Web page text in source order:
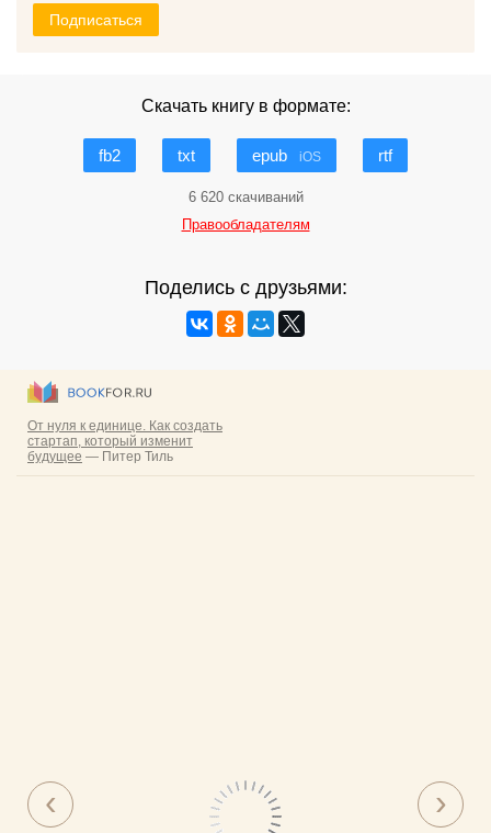
Подписаться
Скачать книгу в формате:
fb2 txt epub iOS rtf
6 620 скачиваний
Правообладателям
Поделись с друзьями: